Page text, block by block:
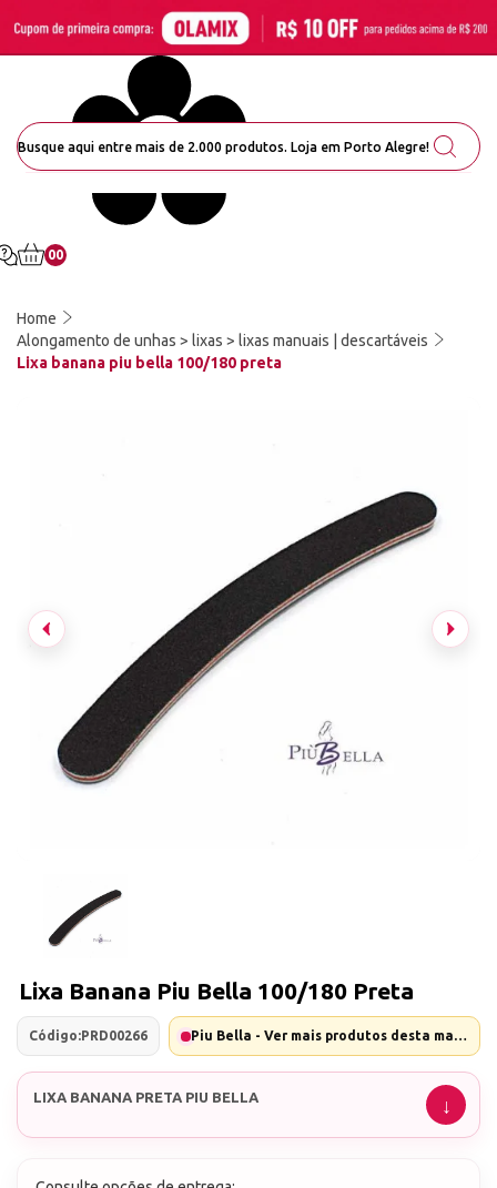
00
Home
Alongamento de unhas > lixas > lixas manuais | descartáveis
Lixa banana piu bella 100/180 preta
Lixa Banana Piu Bella 100/180 Preta
Código:PRD00266 Piu Bella - Ver mais produtos desta marca
LIXA BANANA PRETA PIU BELLA